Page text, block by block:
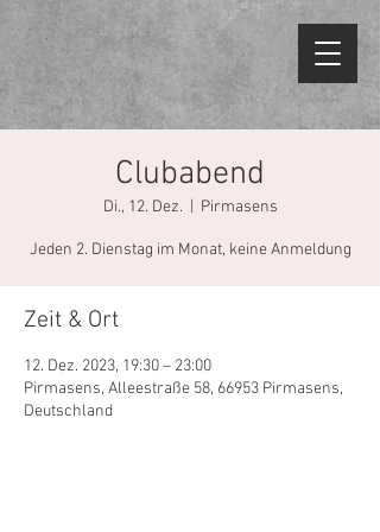
Clubabend
Di., 12. Dez. Pirmasens
Jeden 2. Dienstag im Monat, keine Anmeldung
Zeit & Ort
12. Dez. 2023, 19:30 – 23:00
Pirmasens, Alleestraße 58, 66953 Pirmasens,
Deutschland